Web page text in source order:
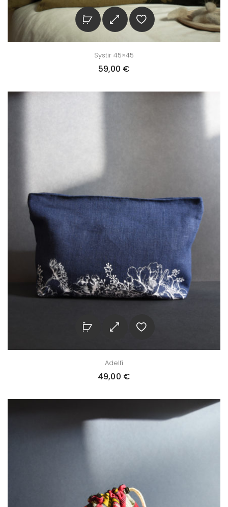
Systir 45×45
59,00 €
Adelfi
49,00 €